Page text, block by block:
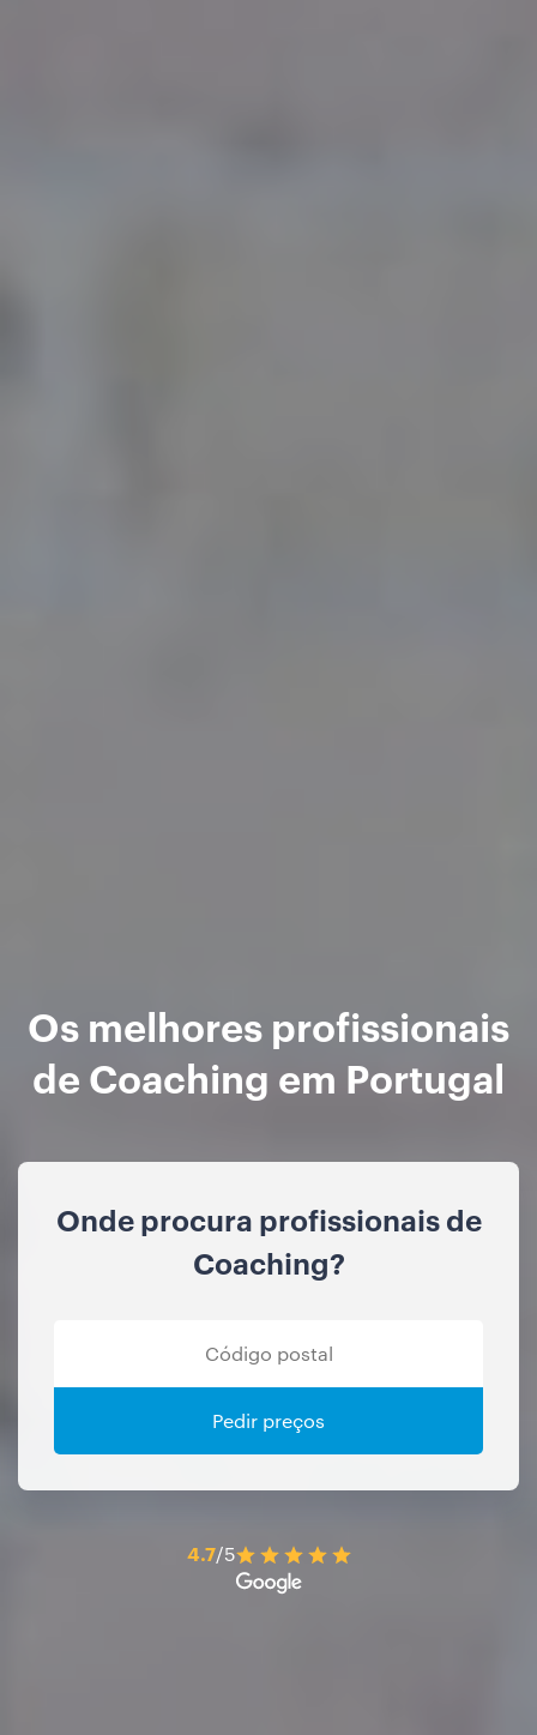
Os melhores profissionais
de Coaching em Portugal
Onde procura profissionais de
Coaching?
Pedir preços
4.7/5